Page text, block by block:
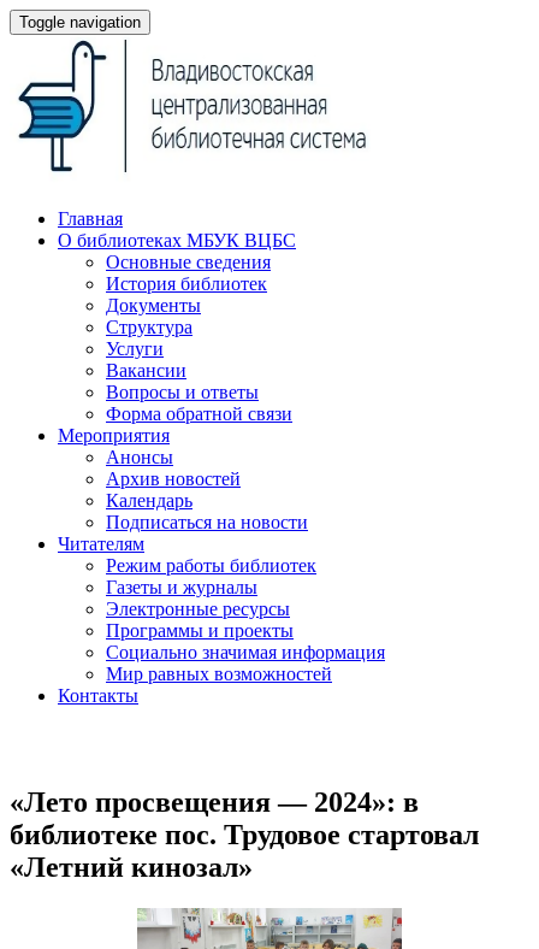
Toggle navigation
Главная
О библиотеках МБУК ВЦБС
Основные сведения
История библиотек
Документы
Структура
Услуги
Вакансии
Вопросы и ответы
Форма обратной связи
Мероприятия
Анонсы
Архив новостей
Календарь
Подписаться на новости
Читателям
Режим работы библиотек
Газеты и журналы
Электронные ресурсы
Программы и проекты
Социально значимая информация
Мир равных возможностей
Контакты
«Лето просвещения — 2024»: в
библиотеке пос. Трудовое стартовал
«Летний кинозал»